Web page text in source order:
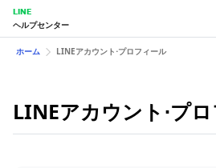
LINE
ヘルプセンター
ホーム LINEアカウント⋅プロフィール
LINEアカウント⋅プ